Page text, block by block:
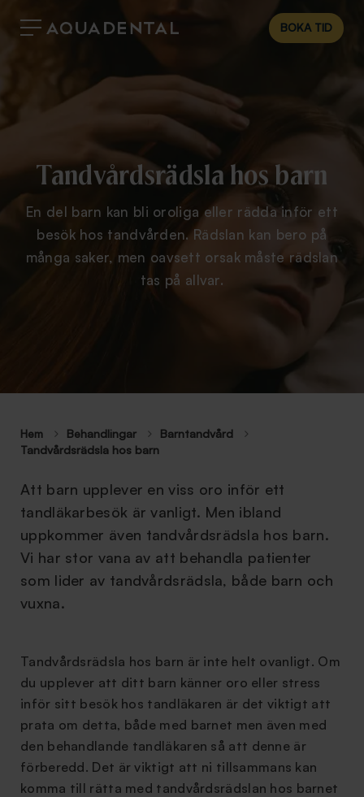
BOKA TID
Tandvårdsrädsla hos barn
En del barn kan bli oroliga eller rädda inför ett
besök hos tandvården. Rädslan kan bero på
många saker, men oavsett orsak måste rädslan
tas på allvar.
Hem Behandlingar
Barntandvård
Tandvårdsrädsla hos barn
Att barn upplever en viss oro inför ett
tandläkarbesök är vanligt. Men ibland
uppkommer även tandvårdsrädsla hos barn.
Vi har stor vana av att behandla patienter
som lider av tandvårdsrädsla, både barn och
vuxna.
Tandvårdsrädsla hos barn är inte helt ovanligt. Om
du upplever att ditt barn känner oro eller stress
inför sitt besök hos tandläkaren är det viktigt att
prata om detta, både med barnet men även med
den behandlande tandläkaren så att denne är
förberedd. Det är viktigt att ni tillsammans kan
komma till rätta med tandvårdsrädslan hos barnet